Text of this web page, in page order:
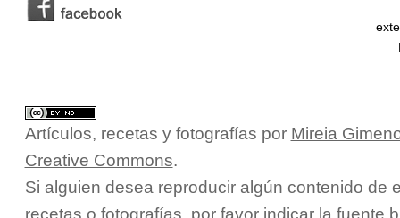
Artículos, recetas y fotografías por Mireia
Creative Commons.
Si alguien desea reproducir algún contenido de
recetas o fotografías, por favor indicar la fuente